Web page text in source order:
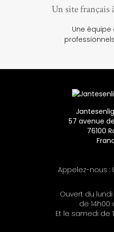
Un site français
Une équipe
57 avenue
76100
Appelez-nous :
Ouvert du
de 14h00
Et le samedi de